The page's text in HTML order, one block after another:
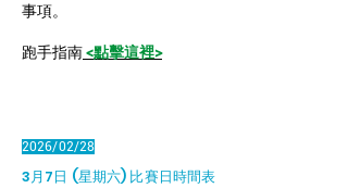
事項。
跑手指南<點擊這裡>
2026/02/28
3月7日 (星期六) 比賽日時間表